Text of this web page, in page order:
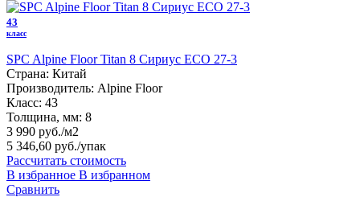
43
класс
SPC Alpine Floor Titan 8 Сириус ЕСО 27-3
Страна: Китай
Производитель: Alpine Floor
Класс: 43
Толщина, мм: 8
3 990 руб./м2
5 346,60 руб./упак
Рассчитать стоимость
В избранное В избранном
Сравнить